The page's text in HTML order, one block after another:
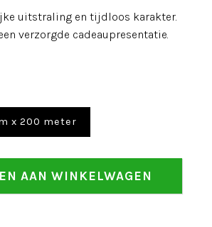
uitstraling en tijdloos karakter.
verzorgde cadeaupresentatie.
x 200 meter
AAN WINKELWAGEN